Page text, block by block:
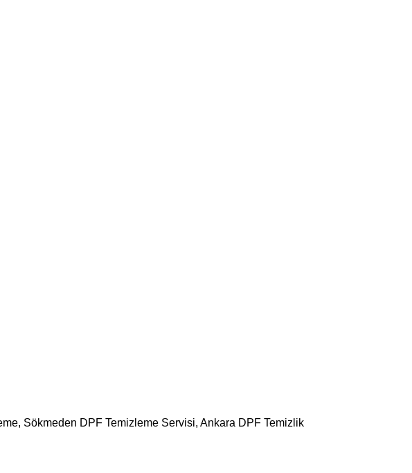
Sökmeden DPF Temizleme Servisi, Ankara DPF Temizlik